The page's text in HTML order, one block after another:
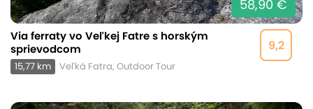
58,90 €
9,2
Via ferraty vo Veľkej Fatre s horským
sprievodcom
15,77 km Veľká Fatra, Outdoor Tour